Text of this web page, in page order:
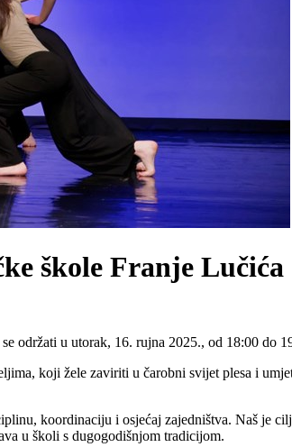
škole Franje Lučića
održati u utorak, 16. rujna 2025., od 18:00 do
koji žele zaviriti u čarobni svijet plesa i
koordinaciju i osjećaj zajedništva. Naš je
u školi s dugogodišnjom tradicijom.